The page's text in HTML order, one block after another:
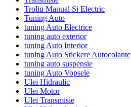
Troliu Manual Si Electric
Tuning Auto
tuning Auto Electrice
tuning auto exterior
tuning Auto Interior
tuning Auto Stickere Autocolante
tuning auto suspensie
tuning Auto Vopsele
Ulei Hidraulic
Ulei Motor
Ulei Transmisie